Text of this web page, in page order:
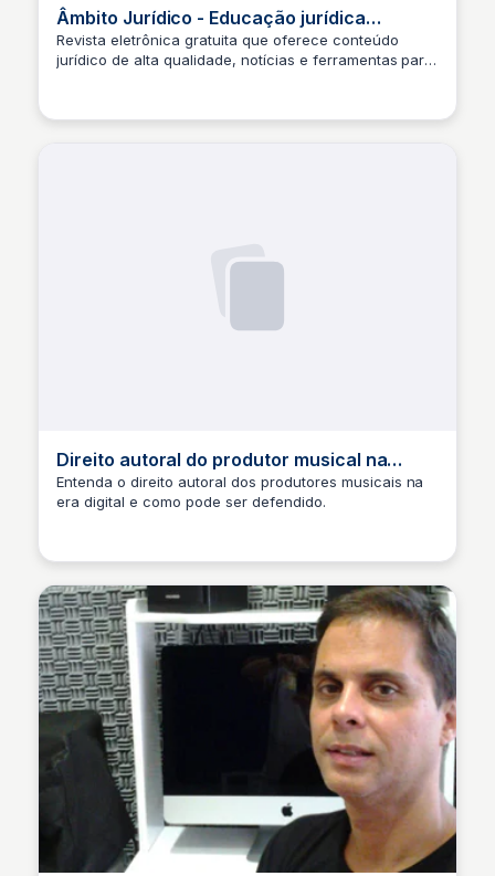
Âmbito Jurídico - Educação jurídica
gratuita e de qualidade
Revista eletrônica gratuita que oferece conteúdo
jurídico de alta qualidade, notícias e ferramentas para
Direito autoral do produtor musical na
sociedade da informação
Entenda o direito autoral dos produtores musicais na
era digital e como pode ser defendido.